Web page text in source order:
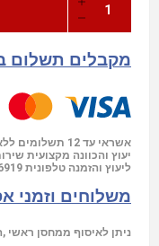
מקבלים תשלום
אשראי עד 12 תשלומים ללא ריבית.
יעוץ והכוונה מקצועית
ליעוץ והזמנה טלפונית
משלוחים וזמני
ניתן לאיסוף ממחסן ראשי ,הירקון 76 תל אביב- עד